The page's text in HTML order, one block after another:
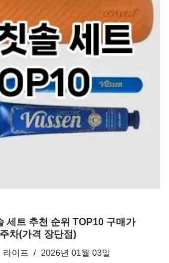
세트 추천 순위 TOP10 구매가
차(가격 장단점)
라이프 2026년 01월 03일